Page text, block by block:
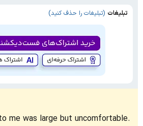
تبلیغات (تبلیغات را حذف کنید)
me was large but uncomfortable.